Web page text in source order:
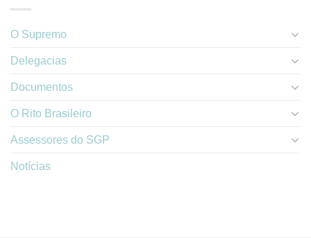
O Supremo
Delegacias
Documentos
O Rito Brasileiro
Assessores do SGP
Notícias